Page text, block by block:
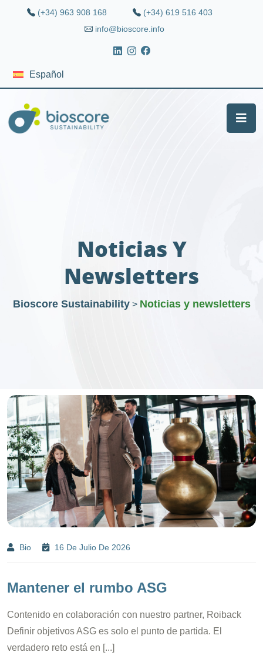
(+34) 963 908 168
(+34) 619 516 403
info@bioscore.info
Español
Noticias Y
Newsletters
Bioscore Sustainability> Noticias y newsletters
Bio 16 De Julio De 2026
Mantener el rumbo ASG
Contenido en colaboración con nuestro partner, Roiback
Definir objetivos ASG es solo el punto de partida. El
verdadero reto está en [...]